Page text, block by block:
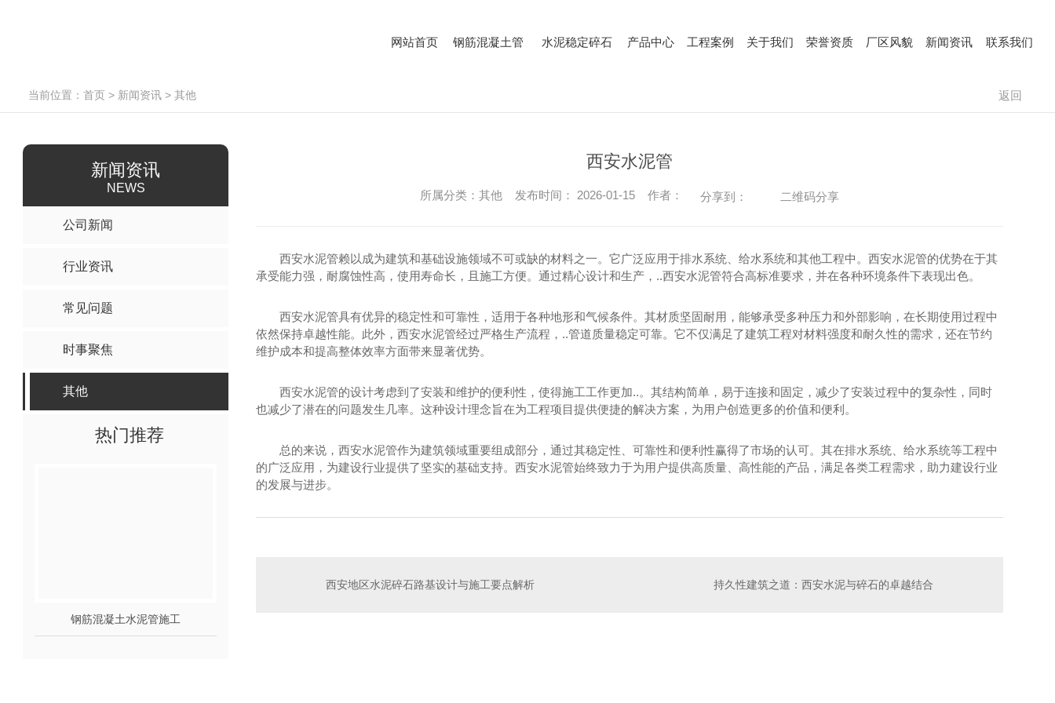
网站首页 钢筋混凝土管 水泥稳定碎石 产品中心 工程案例 关于我们 荣誉资质 厂区风貌 新闻资讯 联系我们
当前位置： 首页 > 新闻资讯 > 其他 返回
新闻资讯
NEWS
公司新闻
行业资讯
常见问题
时事聚焦
其他
热门推荐
钢筋混凝土水泥管施工
西安水泥管
所属分类：其他 发布时间： 2026-01-15 作者： 分享到： 二维码分享
西安水泥管赖以成为建筑和基础设施领域不可或缺的材料之一。它广泛应用于排水系统、给水系统和其他工程中。西安水泥管的优势在于其
承受能力强，耐腐蚀性高，使用寿命长，且施工方便。通过精心设计和生产，..西安水泥管符合高标准要求，并在各种环境条件下表现出色。
西安水泥管具有优异的稳定性和可靠性，适用于各种地形和气候条件。其材质坚固耐用，能够承受多种压力和外部影响，在长期使用过程中
依然保持卓越性能。此外，西安水泥管经过严格生产流程，..管道质量稳定可靠。它不仅满足了建筑工程对材料强度和耐久性的需求，还在节约
维护成本和提高整体效率方面带来显著优势。
西安水泥管的设计考虑到了安装和维护的便利性，使得施工工作更加..。其结构简单，易于连接和固定，减少了安装过程中的复杂性，同时
也减少了潜在的问题发生几率。这种设计理念旨在为工程项目提供便捷的解决方案，为用户创造更多的价值和便利。
总的来说，西安水泥管作为建筑领域重要组成部分，通过其稳定性、可靠性和便利性赢得了市场的认可。其在排水系统、给水系统等工程中
的广泛应用，为建设行业提供了坚实的基础支持。西安水泥管始终致力于为用户提供高质量、高性能的产品，满足各类工程需求，助力建设行业
的发展与进步。
西安地区水泥碎石路基设计与施工要点解析 持久性建筑之道：西安水泥与碎石的卓越结合